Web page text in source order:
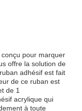
pour marquer
offre la solution de
adhésif est fait
de ce ruban est
de 1
acrylique qui
à toute